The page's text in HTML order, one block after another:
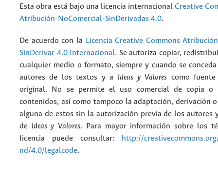
Esta obra está bajo una licencia internacional Creative
Atribución-NoComercial-SinDerivadas 4.0.
De acuerdo con la Licencia Creative Commons
SinDerivar 4.0 Internacional. Se autoriza copiar,
cualquier medio o formato, siempre y cuando se
autores de los textos y a Ideas y Valores como
original. No se permite el uso comercial de copia o
contenidos, así como tampoco la adaptación, derivación
alguna de estos sin la autorización previa de los autores
de Ideas y Valores. Para mayor información sobre los
licencia puede consultar:
http://
nd/4.0/legalcode.